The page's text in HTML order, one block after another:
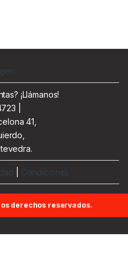
¡Llámanos!
|
41,
Condiciones
derechos reservados.